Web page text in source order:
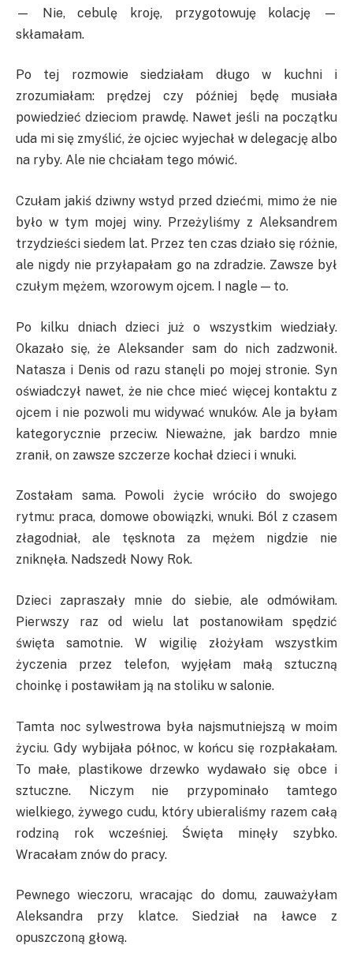
— Nie, cebulę kroję, przygotowuję kolację —
skłamałam.
Po tej rozmowie siedziałam długo w kuchni i
zrozumiałam: prędzej czy później będę musiała
powiedzieć dzieciom prawdę. Nawet jeśli na początku
uda mi się zmyślić, że ojciec wyjechał w delegację albo
na ryby. Ale nie chciałam tego mówić.
Czułam jakiś dziwny wstyd przed dziećmi, mimo że nie
było w tym mojej winy. Przeżyliśmy z Aleksandrem
trzydzieści siedem lat. Przez ten czas działo się różnie,
ale nigdy nie przyłapałam go na zdradzie. Zawsze był
czułym mężem, wzorowym ojcem. I nagle — to.
Po kilku dniach dzieci już o wszystkim wiedziały.
Okazało się, że Aleksander sam do nich zadzwonił.
Natasza i Denis od razu stanęli po mojej stronie. Syn
oświadczył nawet, że nie chce mieć więcej kontaktu z
ojcem i nie pozwoli mu widywać wnuków. Ale ja byłam
kategorycznie przeciw. Nieważne, jak bardzo mnie
zranił, on zawsze szczerze kochał dzieci i wnuki.
Zostałam sama. Powoli życie wróciło do swojego
rytmu: praca, domowe obowiązki, wnuki. Ból z czasem
złagodniał, ale tęsknota za mężem nigdzie nie
zniknęła. Nadszedł Nowy Rok.
Dzieci zapraszały mnie do siebie, ale odmówiłam.
Pierwszy raz od wielu lat postanowiłam spędzić
święta samotnie. W wigilię złożyłam wszystkim
życzenia przez telefon, wyjęłam małą sztuczną
choinkę i postawiłam ją na stoliku w salonie.
Tamta noc sylwestrowa była najsmutniejszą w moim
życiu. Gdy wybijała północ, w końcu się rozpłakałam.
To małe, plastikowe drzewko wydawało się obce i
sztuczne. Niczym nie przypominało tamtego
wielkiego, żywego cudu, który ubieraliśmy razem całą
rodziną rok wcześniej. Święta minęły szybko.
Wracałam znów do pracy.
Pewnego wieczoru, wracając do domu, zauważyłam
Aleksandra przy klatce. Siedział na ławce z
opuszczoną głową.